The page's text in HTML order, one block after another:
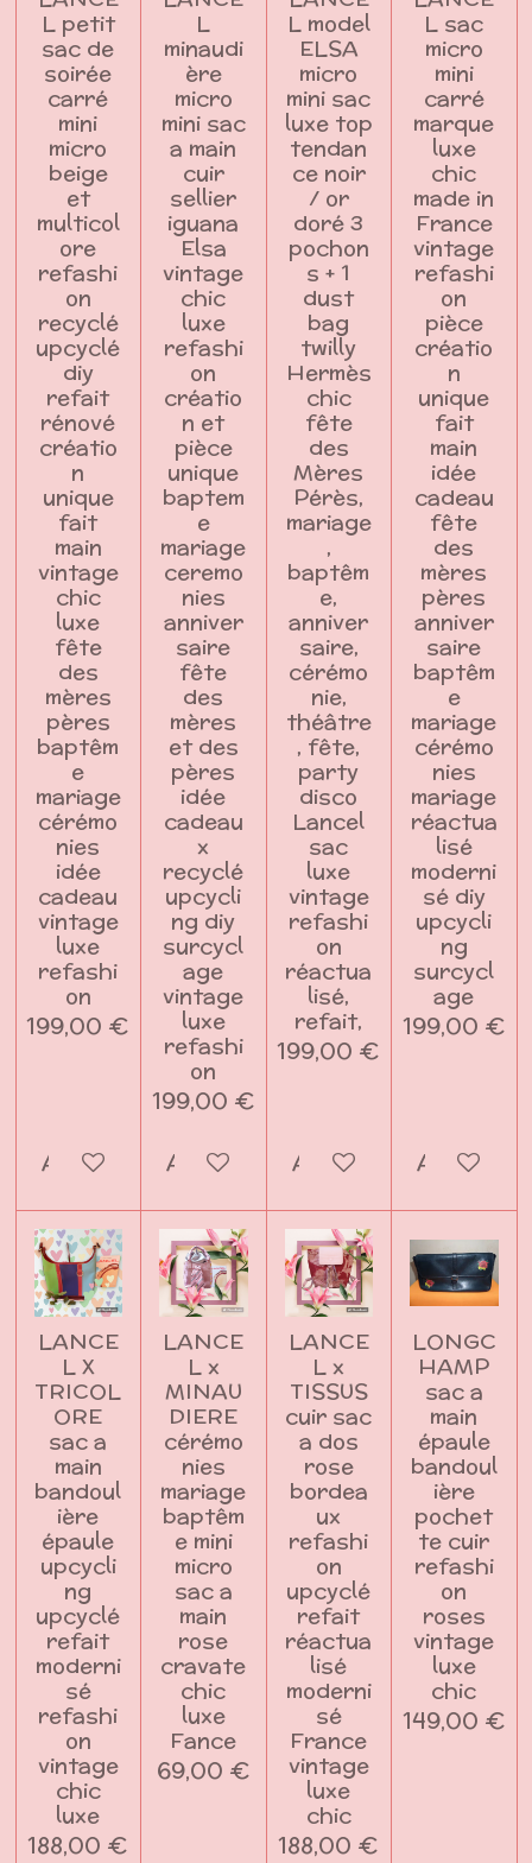
L petit
sac de
soirée
carré
mini
micro
beige
et
multicol
ore
refashi
on
recyclé
upcyclé
diy
refait
rénové
créatio
n
unique
fait
main
vintage
chic
luxe
fête
des
mères
pères
baptêm
e
mariage
cérémo
nies
idée
cadeau
vintage
luxe
refashi
on
199,00 €
Ajouter au panier
L
minaudi
ère
micro
mini sac
a main
cuir
sellier
iguana
Elsa
vintage
chic
luxe
refashi
on
créatio
n et
pièce
unique
baptem
e
mariage
ceremo
nies
anniver
saire
fête
des
mères
et des
pères
idée
cadeau
x
recyclé
upcycli
ng diy
surcycl
age
vintage
luxe
refashi
on
199,00 €
Ajouter au panier
L model
ELSA
micro
mini sac
luxe top
tendan
ce noir
/ or
doré 3
pochon
s + 1
dust
bag
twilly
Hermès
chic
fête
des
Mères
Pérès,
mariage
,
baptêm
e,
anniver
saire,
cérémo
nie,
théâtre
, fête,
party
disco
Lancel
sac
luxe
vintage
refashi
on
réactua
lisé,
refait,
199,00 €
Ajouter au panier
L sac
micro
mini
carré
marque
luxe
chic
made in
France
vintage
refashi
on
pièce
créatio
n
unique
fait
main
idée
cadeau
fête
des
mères
pères
anniver
saire
baptêm
e
mariage
cérémo
nies
mariage
réactua
lisé
moderni
sé diy
upcycli
ng
surcycl
age
199,00 €
Ajouter
LANCE
L X
TRICOL
ORE
sac a
main
bandoul
ière
épaule
upcycli
ng
upcyclé
refait
moderni
sé
refashi
on
vintage
chic
luxe
188,00 €
LANCE
L x
MINAU
DIERE
cérémo
nies
mariage
baptêm
e mini
micro
sac a
main
rose
cravate
chic
luxe
Fance
69,00 €
LANCE
L x
TISSUS
cuir sac
a dos
rose
bordea
ux
refashi
on
upcyclé
refait
réactua
lisé
moderni
sé
France
vintage
luxe
chic
188,00 €
LONGC
HAMP
sac a
main
épaule
bandoul
ière
pochet
te cuir
refashi
on
roses
vintage
luxe
chic
149,00 €